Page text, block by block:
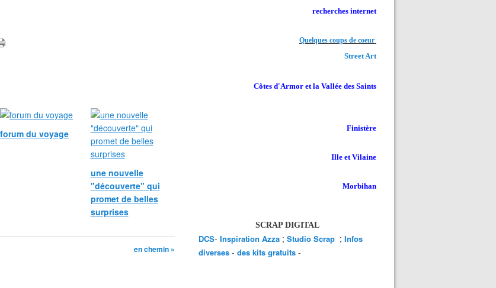
forum du voyage
une nouvelle
"découverte" qui
promet de belles
surprises
en chemin »
recherches internet
Quelques coups de coeur
Street Art
Côtes d'Armor et la Vallée des Saints
Finistère
Ille et Vilaine
Morbihan
SCRAP DIGITAL
DCS- Inspiration Azza ; Studio Scrap ; Infos
diverses - des kits gratuits -